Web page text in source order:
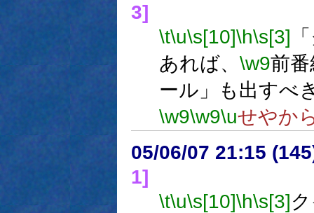
3]
\t\u\s[10]\h\s[3]
あれば、 \w9前
ール」も出すべ
\w9\w9\uせやか
05/06/07 21:15
1]
\t\u\s[10]\h\s[3]